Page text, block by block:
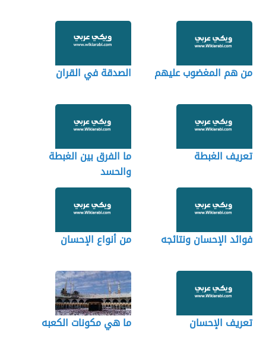
من هم المغضوب عليهم الصدقة في القران
تعريف الغبطة
ما الفرق بين الغبطة
والحسد
فوائد الإحسان ونتائجه من أنواع الإحسان
تعريف الإحسان ما هي مكونات الكعبه